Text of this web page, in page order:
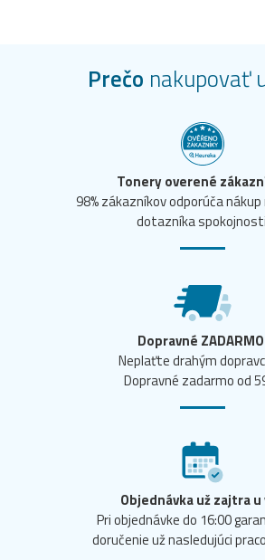
Prečo nakupovať
Tonery overené
98% zákazníkov odporúča
dotazníka
Dopravné
Neplaťte drahým
Dopravné zadarmo od
Objednávka už zajtra u
Pri objednávke do 16:00
doručenie už nasledujúci